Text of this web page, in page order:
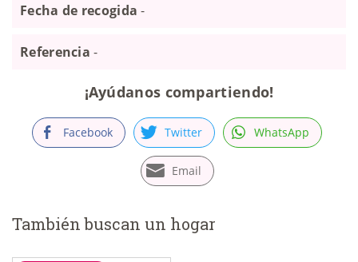
Fecha de recogida -
Referencia -
¡Ayúdanos compartiendo!
Facebook Twitter WhatsApp
Email
También buscan un hogar